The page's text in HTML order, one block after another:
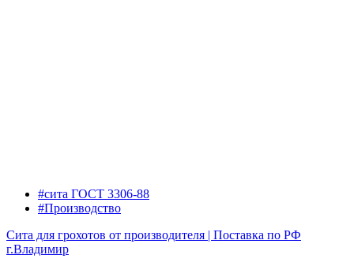
#сита ГОСТ 3306-88
#Производство
Сита для грохотов от производителя | Поставка по РФ
г.Владимир